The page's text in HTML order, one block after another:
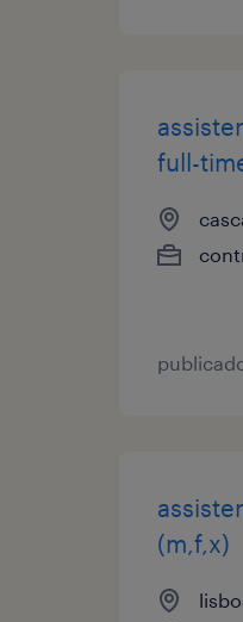
full-
(m,f,x)